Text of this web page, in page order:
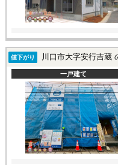
値下がり 川口市大字安行吉蔵
一戸建て